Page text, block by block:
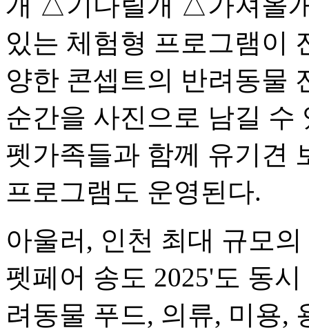
있는 체험형 프로그램이
양한 콘셉트의 반려동물
순간을 사진으로 남길 수
펫가족들과 함께 유기견
프로그램도 운영된다.
아울러, 인천 최대 규모
펫페어 송도 2025'도 동
려동물 푸드, 의류, 미용,